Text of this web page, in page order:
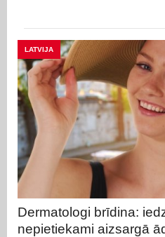
LATVIJA
Dermatologi brīdina:
nepietiekami aizsargā